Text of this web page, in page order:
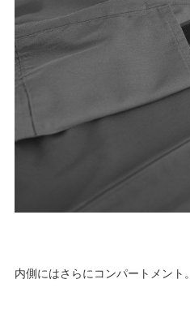
内側にはさらにコンパートメント。